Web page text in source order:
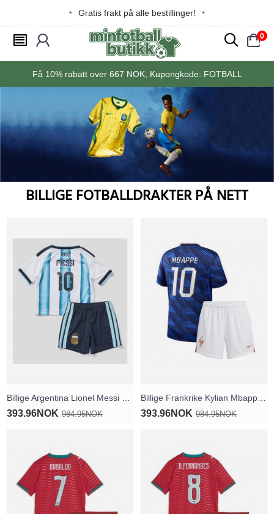
Gratis frakt på alle bestillinger!
󰂩 󰃳 󰂨 0
󰃠
Få 10%rabatt over 667 NOK, Kupongkode: FOTBALL
BILLIGE FOTBALLDRAKTER PÅ NETT
Billige Argentina Lionel Messi #10 Hjemmedraktsett Barn VM 2026 Kortermet (+ Korte bukser)
393.96NOK 984.95NOK
Billige Frankrike Kylian Mbappe #10 Hjemmedraktsett Barn VM 2026 Kortermet (+ Korte bukser)
393.96NOK 984.95NOK